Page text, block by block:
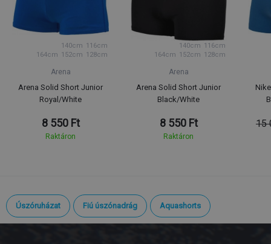
164cm 152cm 128cm
140cm 116cm
Arena
Arena Solid Short Junior
Royal/White
8 550 Ft
Raktáron
164cm 152cm 128cm
140cm 116cm
Arena
Arena Solid Short Junior
Black/White
8 550 Ft
Raktáron
15
Úszóruházat Fiú úszónadrág Aquashorts